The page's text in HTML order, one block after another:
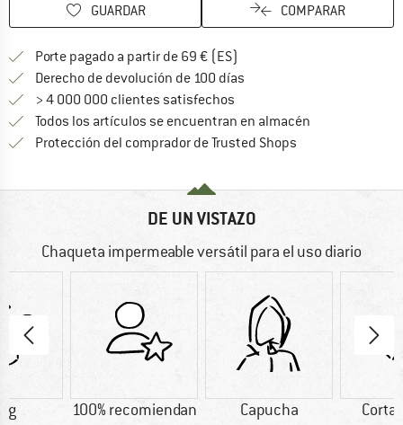
GUARDAR COMPARAR
Porte pagado a partir de 69 € (ES)
Derecho de devolución de 100 días
> 4 000 000 clientes satisfechos
Todos los artículos se encuentran en almacén
Protección del comprador de Trusted Shops
DE UN VISTAZO
Chaqueta impermeable versátil para el uso diario
g 100% recomiendan Capucha